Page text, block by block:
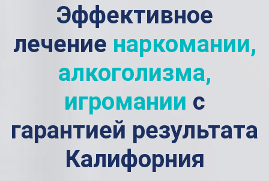
Эффективное
лечение наркомании,
алкоголизма,
игромании с
гарантией результата
Калифорния